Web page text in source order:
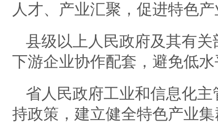
人才、产业汇聚，促进特色
县级以上人民政府及其有
下游企业协作配套，避免低
省人民政府工业和信息化
持政策，建立健全特色产业